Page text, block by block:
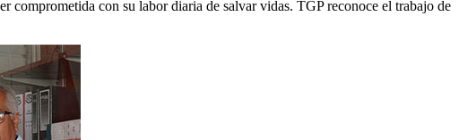
con su labor diaria de salvar vidas. TGP reconoce el trabajo de